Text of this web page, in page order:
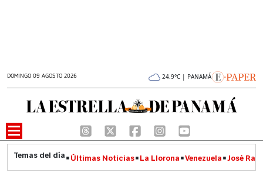
DOMINGO 09 AGOSTO 2026 24.9°C | PANAMÁ
Últimas Noticias La Llorona Venezuela José